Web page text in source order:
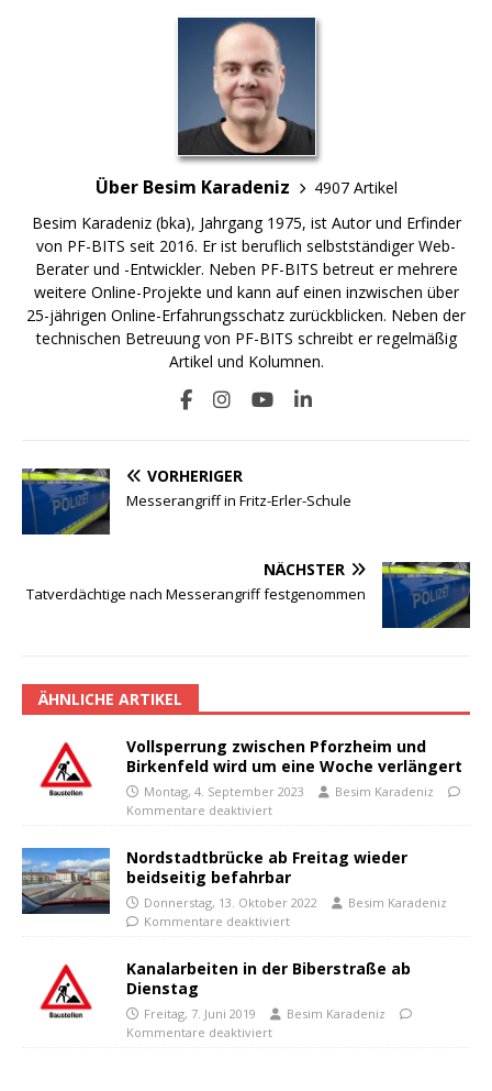
Über Besim Karadeniz
4907 Artikel
Besim Karadeniz (bka), Jahrgang 1975, ist Autor und Erfinder
von PF-BITS seit 2016. Er ist beruflich selbstständiger Web-
Berater und -Entwickler. Neben PF-BITS betreut er mehrere
weitere Online-Projekte und kann auf einen inzwischen über
25-jährigen Online-Erfahrungsschatz zurückblicken. Neben der
technischen Betreuung von PF-BITS schreibt er regelmäßig
Artikel und Kolumnen.
VORHERIGER
Messerangriff in Fritz-Erler-Schule
NÄCHSTER
Tatverdächtige nach Messerangriff festgenommen
ÄHNLICHE ARTIKEL
Vollsperrung zwischen Pforzheim und
Birkenfeld wird um eine Woche verlängert
Montag, 4. September 2023
Besim Karadeniz
Kommentare deaktiviert
Nordstadtbrücke ab Freitag wieder
beidseitig befahrbar
Donnerstag, 13. Oktober 2022
Besim Karadeniz
Kommentare deaktiviert
Kanalarbeiten in der Biberstraße ab
Dienstag
Freitag, 7. Juni 2019
Besim Karadeniz
Kommentare deaktiviert